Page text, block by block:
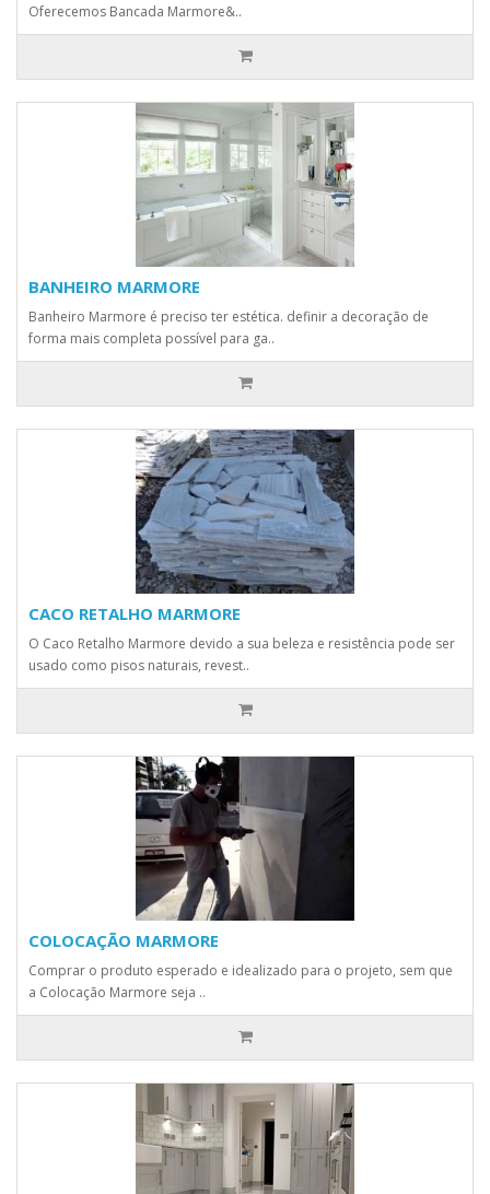
Oferecemos Bancada Marmore&..
BANHEIRO MARMORE
Banheiro Marmore é preciso ter estética. definir a decoração de
forma mais completa possível para ga..
CACO RETALHO MARMORE
O Caco Retalho Marmore devido a sua beleza e resistência pode ser
usado como pisos naturais, revest..
COLOCAÇÃO MARMORE
Comprar o produto esperado e idealizado para o projeto, sem que
a Colocação Marmore seja ..